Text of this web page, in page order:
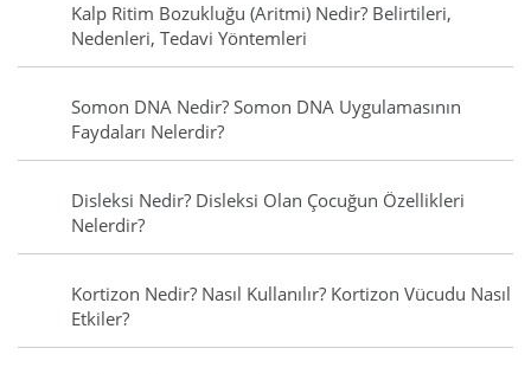
Kalp Ritim Bozukluğu (Aritmi) Nedir? Belirtileri,
Nedenleri, Tedavi Yöntemleri
Somon DNA Nedir? Somon DNA Uygulamasının
Faydaları Nelerdir?
Disleksi Nedir? Disleksi Olan Çocuğun Özellikleri
Nelerdir?
Kortizon Nedir? Nasıl Kullanılır? Kortizon Vücudu Nasıl
Etkiler?